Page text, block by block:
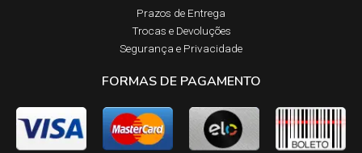
Prazos de Entrega​
Trocas e Devoluções​
Segurança e Privacidade
FORMAS DE PAGAMENTO